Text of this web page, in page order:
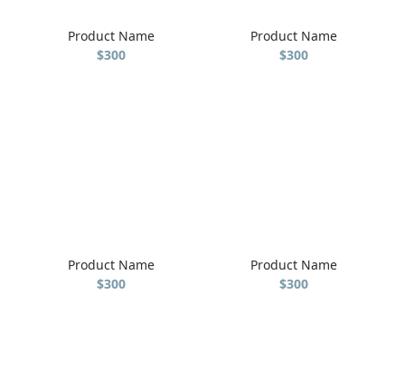
Product Name
$300
Product Name
$300
Product Name
$300
Product Name
$300